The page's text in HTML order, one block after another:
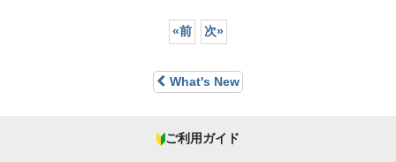
«前 次»
What's New
ご利用ガイド